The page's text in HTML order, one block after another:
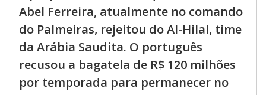
Abel Ferreira, atualmente no comando
do Palmeiras, rejeitou do Al-Hilal, time
da Arábia Saudita. O português
recusou a bagatela de R$ 120 milhões
por temporada para permanecer no